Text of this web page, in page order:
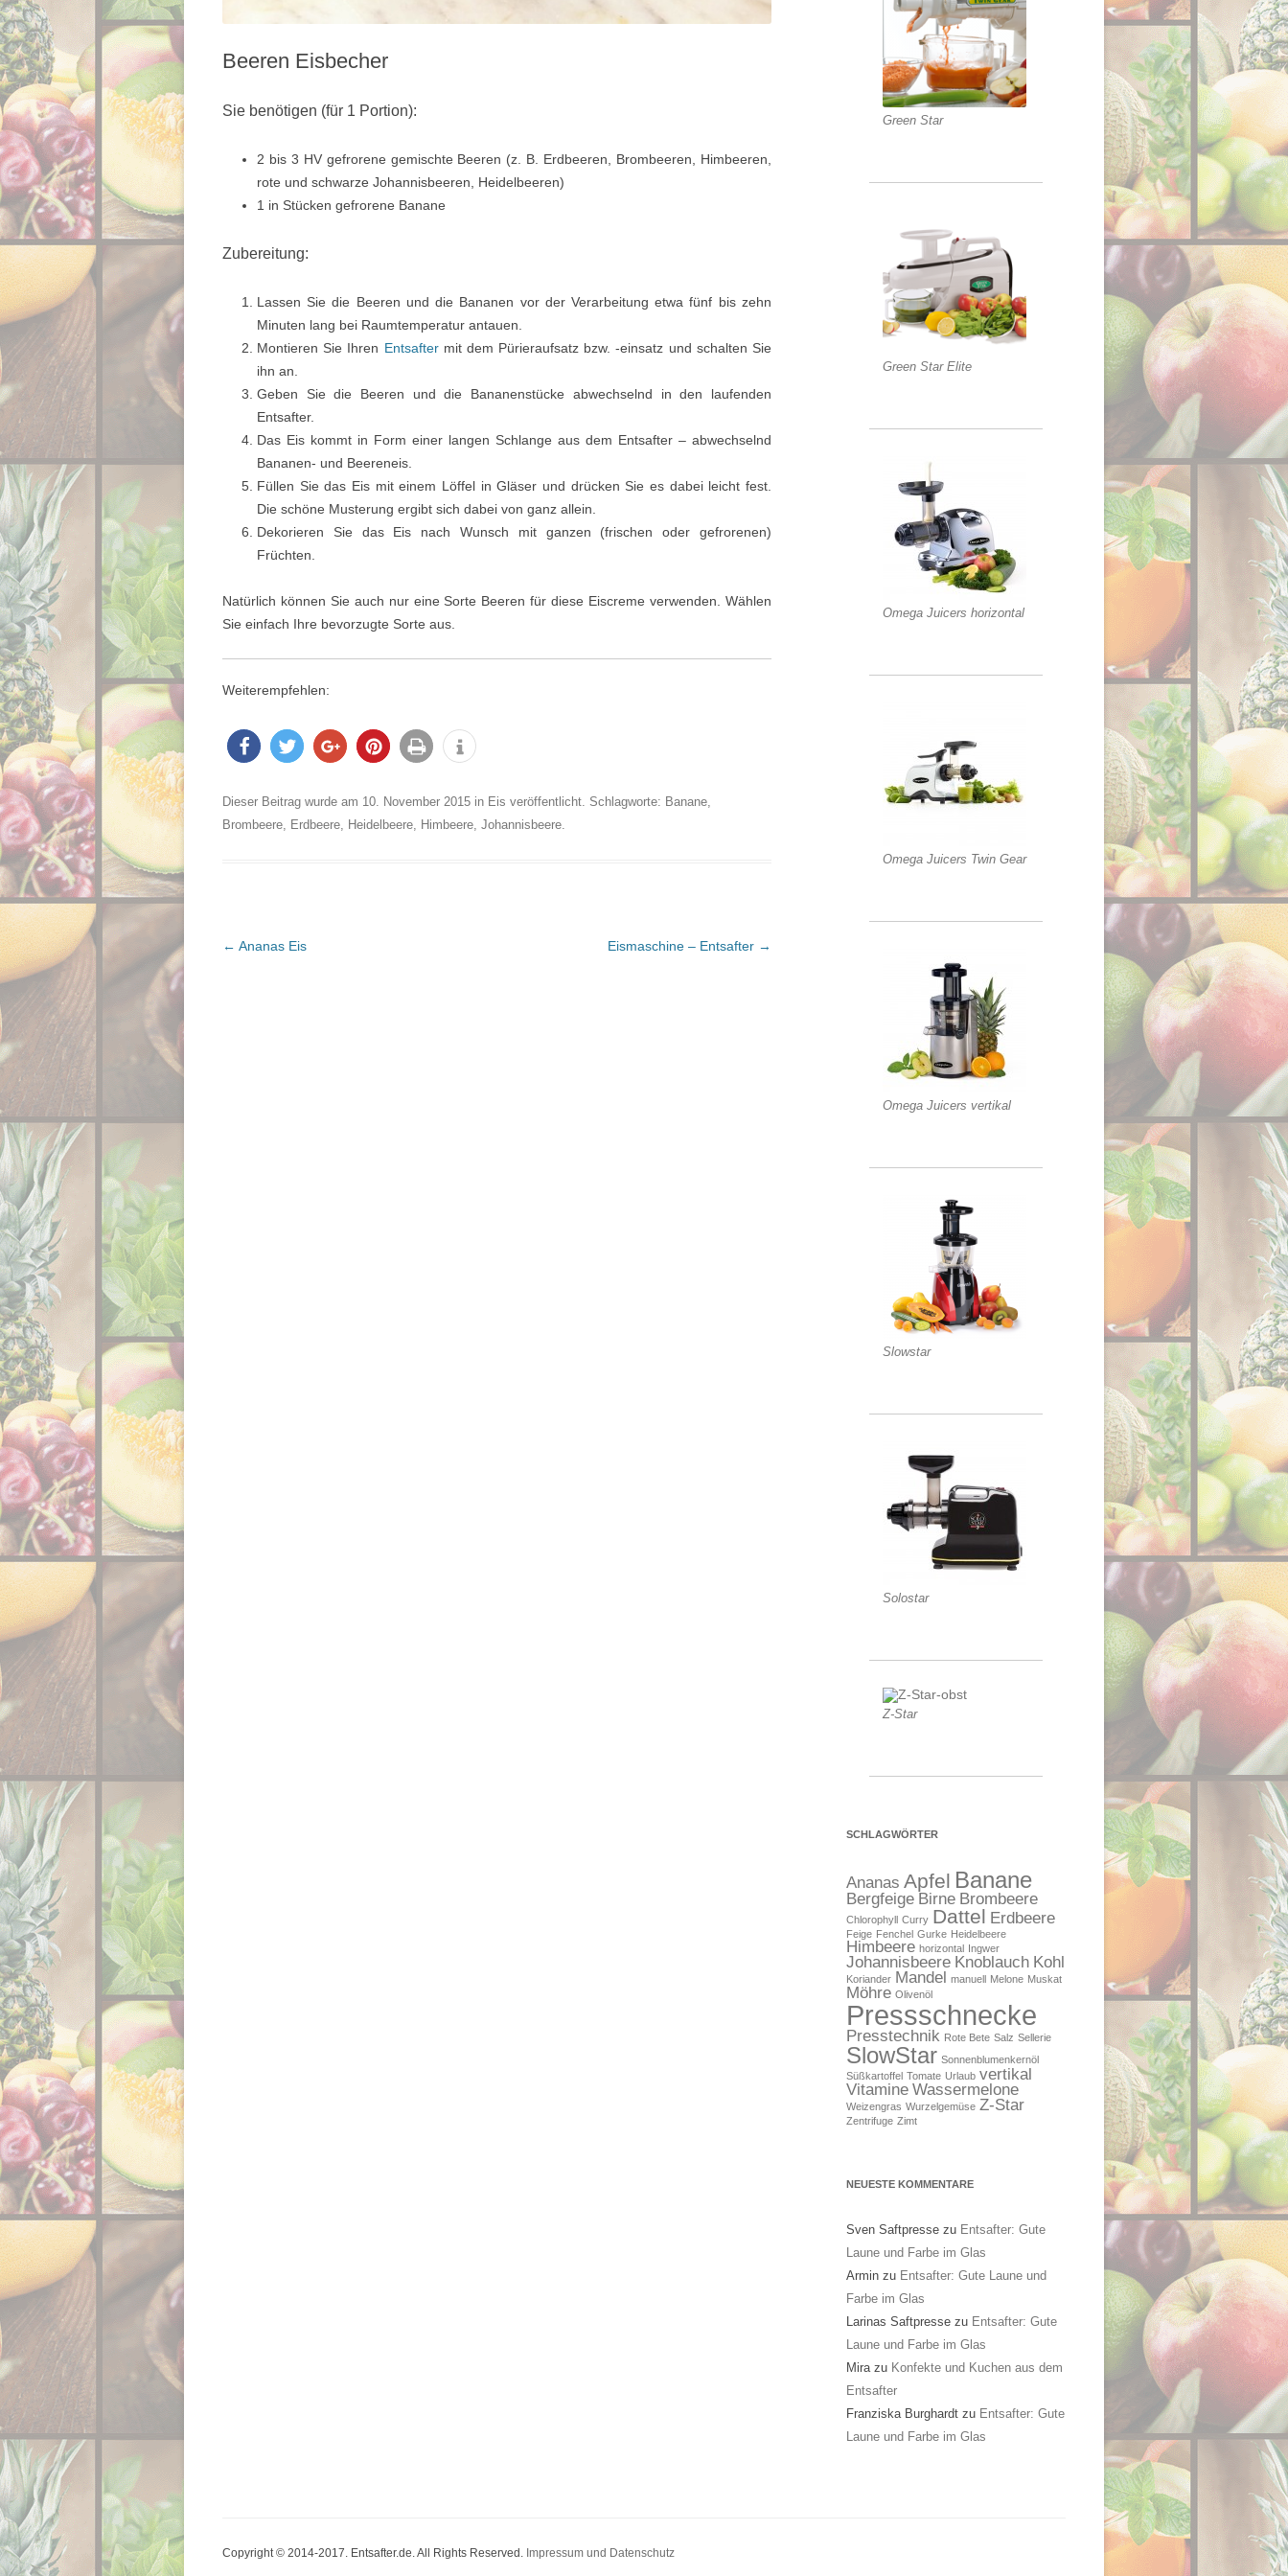
Beeren Eisbecher
Sie benötigen (für 1 Portion):
2 bis 3 HV gefrorene gemischte Beeren (z. B. Erdbeeren, Brombeeren, Himbeeren,
rote und schwarze Johannisbeeren, Heidelbeeren)
1 in Stücken gefrorene Banane
Zubereitung:
Lassen Sie die Beeren und die Bananen vor der Verarbeitung etwa fünf bis zehn
Minuten lang bei Raumtemperatur antauen.
Montieren Sie Ihren Entsaftermit dem Pürieraufsatz bzw. -einsatz und schalten Sie
ihn an.
Geben Sie die Beeren und die Bananenstücke abwechselnd in den laufenden
Entsafter.
Das Eis kommt in Form einer langen Schlange aus dem Entsafter – abwechselnd
Bananen- und Beereneis.
Füllen Sie das Eis mit einem Löffel in Gläser und drücken Sie es dabei leicht fest.
Die schöne Musterung ergibt sich dabei von ganz allein.
Dekorieren Sie das Eis nach Wunsch mit ganzen (frischen oder gefrorenen)
Früchten.
Natürlich können Sie auch nur eine Sorte Beeren für diese Eiscreme verwenden. Wählen
Sie einfach Ihre bevorzugte Sorte aus.
Weiterempfehlen:
Dieser Beitrag wurde am 10. November 2015 in Eis veröffentlicht. Schlagworte: Banane
Brombeere Erdbeere Heidelbeere Himbeere Johannisbeere
Beitrags-Navigation
← Ananas Eis Eismaschine – Entsafter →
Green Star
Green Star Elite
Omega Juicers horizontal
Omega Juicers Twin Gear
Omega Juicers vertikal
Slowstar
Solostar
Z-Star
SCHLAGWÖRTER
Ananas Apfel Banane
Bergfeige Birne Brombeere
Chlorophyll Curry Dattel Erdbeere
Feige Fenchel Gurke Heidelbeere
Himbeere horizontal Ingwer
Johannisbeere Knoblauch Kohl
Koriander Mandel manuell Melone Muskat
Möhre Olivenöl
Pressschnecke
Presstechnik Rote Bete Salz Sellerie
SlowStar Sonnenblumenkernöl
Süßkartoffel Tomate Urlaub vertikal
Vitamine Wassermelone
Weizengras Wurzelgemüse Z-Star
Zentrifuge Zimt
NEUESTE KOMMENTARE
Sven Saftpressezu Entsafter: Gute
Laune und Farbe im Glas
Arminzu Entsafter: Gute Laune und
Farbe im Glas
Larinas Saftpressezu Entsafter: Gute
Laune und Farbe im Glas
Mirazu Konfekte und Kuchen aus dem
Entsafter
Franziska Burghardtzu Entsafter: Gute
Laune und Farbe im Glas
Copyright © 2014-2017. Entsafter.de. All Rights Reserved. Impressum und Datenschutz